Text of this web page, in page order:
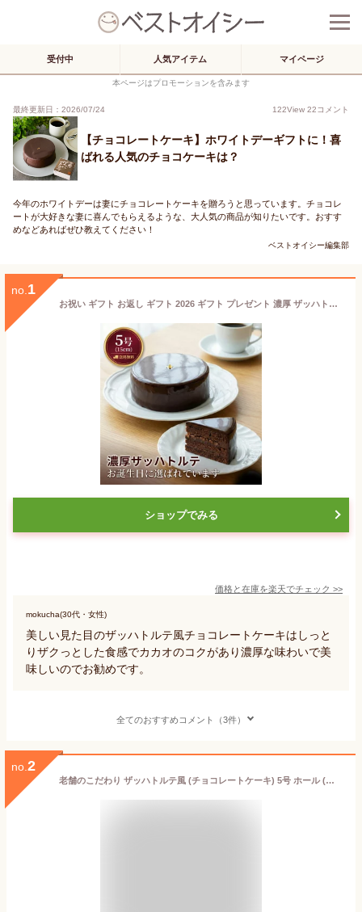
受付中 人気アイテム マイページ
本ページはプロモーションを含みます
最終更新日：2026/07/24 122View 22コメント
【チョコレートケーキ】ホワイトデーギフトに！喜
ばれる人気のチョコケーキは？
今年のホワイトデーは妻にチョコレートケーキを贈ろうと思っています。チョコレ
ートが大好きな妻に喜んでもらえるような、大人気の商品が知りたいです。おすす
めなどあればぜひ教えてください！
ベストオイシー編集部
no. 1
お祝い ギフト お返し ギフト 2026 ギフト プレゼント 濃厚 ザッハトルテ 5号 ザッハトルテ風 人気 チョコレートケーキ ギフト 15cm チョコ 取り寄せ ガトーショコラ 贈り物 スイーツ 冷凍 ケーキ バースデー バースデイ ケーキ 大人 子供 予約 誕生日 スイーツ
ショップでみる
価格と在庫を楽天でチェック >>
mokucha(30代・女性)
美しい見た目のザッハトルテ風チョコレートケーキはしっと
りザクっとした食感でカカオのコクがあり濃厚な味わいで美
味しいのでお勧めです。
全てのおすすめコメント（3件）
no. 2
老舗のこだわり ザッハトルテ風 (チョコレートケーキ) 5号 ホール (ノーマル)